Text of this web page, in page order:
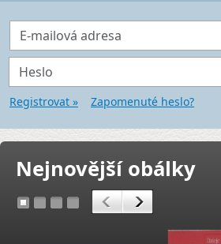
E-mailová adresa
Heslo
Registrovat » Zapomenuté heslo?
Nejnovější obálky
1 2 3 4 < >